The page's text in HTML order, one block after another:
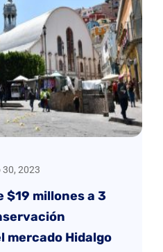
2023
$19 millones a 3
mercado Hidalgo